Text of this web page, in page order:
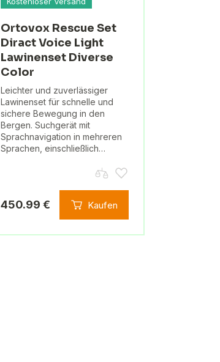
Ortovox Rescue Set
Diract Voice Light
Lawinenset Diverse
Color
Leichter und zuverlässiger
Lawinenset für schnelle und
sichere Bewegung in den
Bergen. Suchgerät mit
Sprachnavigation in mehreren
Sprachen, einschließlich…
450.99 € Kaufen